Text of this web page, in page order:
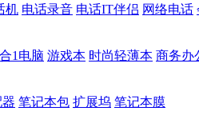
机 电话录音 电话IT伴侣 网络电话
1电脑 游戏本 时尚轻薄本 商务办
笔记本包 扩展坞 笔记本膜